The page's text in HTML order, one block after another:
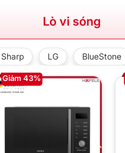
Lò vi sóng
Sharp LG BlueStone
Giảm 43%